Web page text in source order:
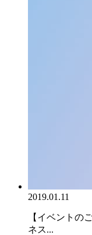
2019.01.11
【イベントの
ネス...